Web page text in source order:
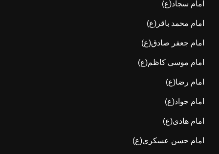
امام سجاد(ع)
امام محمد باقر(ع)
امام جعفر صادق(ع)
امام موسی کاظم(ع)
امام رضا(ع)
امام جواد(ع)
امام هادی(ع)
امام حسن عسکری(ع)